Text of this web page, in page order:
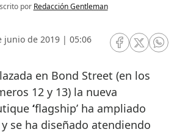
por Redacción Gentleman
junio de 2019 | 05:06
RRSS Facebook
RRSSRRSS
12 y 13) la nueva
‘flagship’ ha ampliado
se ha diseñado atendiendo